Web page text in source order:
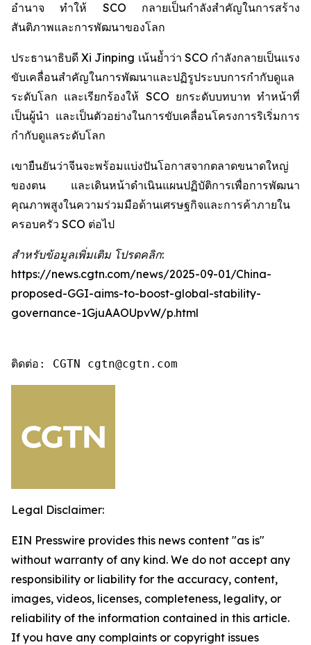
อำนาจ ทำให้ SCO กลายเป็นกำลังสำคัญในการสร้าง
สันติภาพและการพัฒนาของโลก
ประธานาธิบดี Xi Jinping เน้นย้ำว่า SCO กำลังกลายเป็นแรง
ขับเคลื่อนสำคัญในการพัฒนาและปฏิรูประบบการกำกับดูแล
ระดับโลก และเรียกร้องให้ SCO ยกระดับบทบาท ทำหน้าที่
เป็นผู้นำ และเป็นตัวอย่างในการขับเคลื่อนโครงการริเริ่มการ
กำกับดูแลระดับโลก
เขายืนยันว่าจีนจะพร้อมแบ่งปันโอกาสจากตลาดขนาดใหญ่
ของตน และเดินหน้าดำเนินแผนปฏิบัติการเพื่อการพัฒนา
คุณภาพสูงในความร่วมมือด้านเศรษฐกิจและการค้าภายใน
ครอบครัว SCO ต่อไป
สำหรับข้อมูลเพิ่มเติม โปรดคลิก:
https://news.cgtn.com/news/2025-09-01/China-
proposed-GGI-aims-to-boost-global-stability-
governance-1GjuAAOUpvW/p.html
ติดต่อ: CGTN cgtn@cgtn.com
Legal Disclaimer:
EIN Presswire provides this news content "as is"
without warranty of any kind. We do not accept any
responsibility or liability for the accuracy, content,
images, videos, licenses, completeness, legality, or
reliability of the information contained in this article.
If you have any complaints or copyright issues